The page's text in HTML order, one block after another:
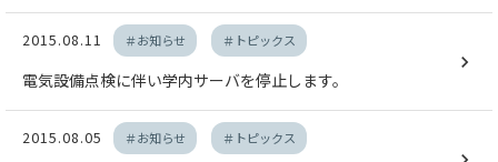
2015.08.11 ＃お知らせ ＃トピックス
電気設備点検に伴い学内サーバを停止します。
2015.08.05 ＃お知らせ ＃トピックス